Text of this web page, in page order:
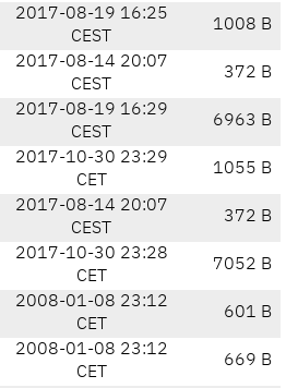
2017-08-19 16:25
CEST
1008 B
2017-08-14 20:07
CEST
372 B
2017-08-19 16:29
CEST
6963 B
2017-10-30 23:29
CET
1055 B
2017-08-14 20:07
CEST
372 B
2017-10-30 23:28
CET
7052 B
2008-01-08 23:12
CET
601 B
2008-01-08 23:12
CET
669 B